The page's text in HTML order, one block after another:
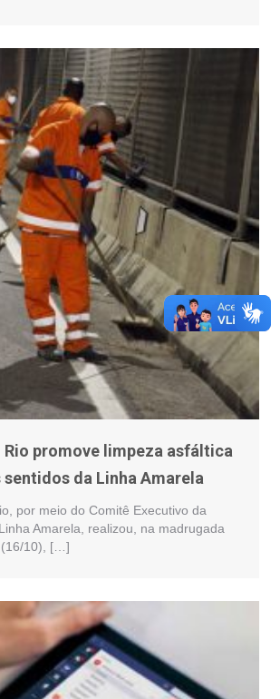
promove limpeza asfáltica
sentidos da Linha Amarela
por meio do Comitê Executivo da
Amarela, realizou, na madrugada
(16/10), […]